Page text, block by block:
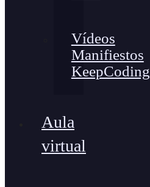
Vídeos
Manifiestos
KeepCoding
Aula
virtual